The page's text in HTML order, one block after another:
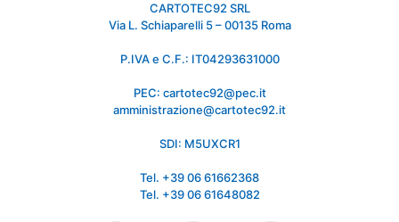
CARTOTEC92 SRL
Via L. Schiaparelli 5 – 00135 Roma
P.IVA e C.F.: IT04293631000
PEC: cartotec92@pec.it
amministrazione@cartotec92.it
SDI: M5UXCR1
Tel. +39 06 61662368
Tel. +39 06 61648082